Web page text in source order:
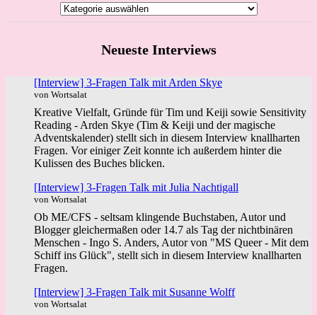
Neueste Interviews
[Interview] 3-Fragen Talk mit Arden Skye
von Wortsalat
Kreative Vielfalt, Gründe für Tim und Keiji sowie Sensitivity
Reading - Arden Skye (Tim & Keiji und der magische
Adventskalender) stellt sich in diesem Interview knallharten
Fragen. Vor einiger Zeit konnte ich außerdem hinter die
Kulissen des Buches blicken.
[Interview] 3-Fragen Talk mit Julia Nachtigall
von Wortsalat
Ob ME/CFS - seltsam klingende Buchstaben, Autor und
Blogger gleichermaßen oder 14.7 als Tag der nichtbinären
Menschen - Ingo S. Anders, Autor von "MS Queer - Mit dem
Schiff ins Glück", stellt sich in diesem Interview knallharten
Fragen.
[Interview] 3-Fragen Talk mit Susanne Wolff
von Wortsalat